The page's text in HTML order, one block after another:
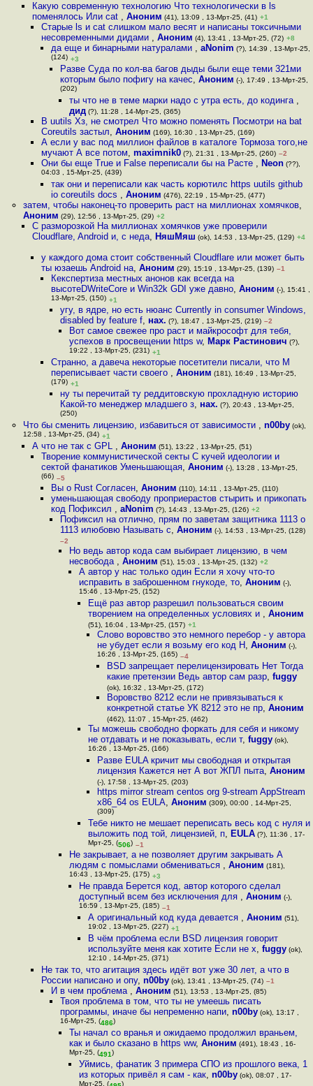
Какую современную технологию Что технологически в ls
поменялось Или cat , Аноним (41), 13:09 , 13-Мрт-25, (41) +1
Старые ls и cat слишком мало весят и написаны токсичными
несовременными дидами ,Аноним (4), 13:41 , 13-Мрт-25, (72) +8
да еще и бинарными натуралами , aNonim (?), 14:39 , 13-Мрт-25,
(124) +3
Разве Суда по кол-ва багов дыды были еще теми 321ми
которым было пофигу на качес, Аноним (-), 17:49 , 13-Мрт-25,
(202)
ты что не в теме марки надо с утра есть, до кодинга ,
дид (?), 11:28 , 14-Мрт-25, (365)
В uutils Хз, не смотрел Что можно поменять Посмотри на bat
Coreutils застыл,Аноним (169), 16:30 , 13-Мрт-25, (169)
А если у вас под миллион файлов в каталоге Тормоза того,не
мучают А все потом,maximnik0 (?), 21:31 , 13-Мрт-25, (260) –2
Они бы еще True и False переписали бы на Расте , Neon (??),
04:03 , 15-Мрт-25, (439)
так они и переписали как часть корютилс https uutils github
io coreutils docs , Аноним (476), 22:19 , 15-Мрт-25, (477)
затем, чтобы наконец-то проверить раст на миллионах хомячков,
Аноним (29), 12:56 , 13-Мрт-25, (29) +2
С разморозкой На миллионах хомячков уже проверили
Cloudflare, Android и, с неда, НяшМяш (ok), 14:53 , 13-Мрт-25, (129) +4
у каждого дома стоит собственный Cloudflare или может быть
ты юзаешь Android на,Аноним (29), 15:19 , 13-Мрт-25, (139) –1
Кекспертиза местных анонов как всегда на
высотеDWriteCore и Win32k GDI уже давно, Аноним (-), 15:41 ,
13-Мрт-25, (150) +1
угу, в ядре, но есть нюанс Currently in consumer Windows,
disabled by feature f, нах. (?), 18:47 , 13-Мрт-25, (219) –2
Вот самое свежее про раст и майкрософт для тебя,
успехов в просвещении https w, Марк Растинович (?),
19:22 , 13-Мрт-25, (231) +1
Странно, а давеча некоторые посетители писали, что M
переписывает части своего , Аноним (181), 16:49 , 13-Мрт-25,
(179) +1
ну ты перечитай ту реддитовскую прохладную историю
Какой-то менеджер младшего з, нах. (?), 20:43 , 13-Мрт-25,
(250)
Что бы сменить лицензию, избавиться от зависимости , n00by(ok),
12:58 , 13-Мрт-25, (34) +1
А что не так с GPL , Аноним (51), 13:22 , 13-Мрт-25, (51)
Творение коммунистической секты С кучей идеологии и
сектой фанатиков Уменьшающая,Аноним (-), 13:28 , 13-Мрт-25,
(66) –5
Вы о Rust Согласен, Аноним (110), 14:11 , 13-Мрт-25, (110)
уменьшающая свободу проприерастов стырить и прикопать
код Пофиксил , aNonim (?), 14:43 , 13-Мрт-25, (126) +2
Пофиксил на отлично, прям по заветам защитника 1113 о
1113 илюбовю Называть с, Аноним (-), 14:53 , 13-Мрт-25, (128)
–2
Но ведь автор кода сам выбирает лицензию, в чем
несвобода ,Аноним (51), 15:03 , 13-Мрт-25, (132) +2
А автор у нас только один Если я хочу что-то
исправить в заброшенном гнукоде, то, Аноним (-),
15:46 , 13-Мрт-25, (152)
Ещё раз автор разрешил пользоваться своим
творением на определенных условиях и , Аноним
(51), 16:04 , 13-Мрт-25, (157) +1
Слово воровство это немного перебор - у автора
не убудет если я возьму его код Н,Аноним (-),
16:26 , 13-Мрт-25, (165) –4
BSD запрещает перелицензировать Нет Тогда
какие претензии Ведь автор сам разр, fuggy
(ok), 16:32 , 13-Мрт-25, (172)
Воровство 8212 если не привязываться к
конкретной статье УК 8212 это не пр, Аноним
(462), 11:07 , 15-Мрт-25, (462)
Ты можешь свободно форкать для себя и никому
не отдавать и не показывать, если т, fuggy(ok),
16:26 , 13-Мрт-25, (166)
Разве EULA кричит мы свободная и открытая
лицензия Кажется нет А вот ЖПЛ пыта,Аноним
(-), 17:58 , 13-Мрт-25, (203)
https mirror stream centos org 9-stream AppStream
x86_64 os EULA,Аноним (309), 00:00 , 14-Мрт-25,
(309)
Тебе никто не мешает переписать весь код с нуля и
выложить под той, лицензией, п, EULA(?), 11:36 , 17-
Мрт-25, (506) –1
Не закрывает, а не позволяет другим закрывать А
людям с помыслами обмениваться ,Аноним (181),
16:43 , 13-Мрт-25, (175) +3
Не правда Берется код, автор которого сделал
доступный всем без исключения для , Аноним (-),
16:59 , 13-Мрт-25, (185) –1
А оригинальный код куда девается , Аноним (51),
19:02 , 13-Мрт-25, (227) +1
В чём проблема если BSD лицензия говорит
используйте меня как хотите Если не х, fuggy(ok),
12:10 , 14-Мрт-25, (371)
Не так то, что агитация здесь идёт вот уже 30 лет, а что в
России написано и опу,n00by (ok), 13:41 , 13-Мрт-25, (74) –1
И в чем проблема , Аноним (51), 13:53 , 13-Мрт-25, (85)
Твоя проблема в том, что ты не умеешь писать
программы, иначе бы непременно напи, n00by(ok), 13:17 ,
16-Мрт-25, (486)
Ты начал со вранья и ожидаемо продолжил враньем,
как и было сказано в https ww,Аноним (491), 18:43 , 16-
Мрт-25, (491)
Уймись, фанатик 3 примера СПО из прошлого века, 1
из которых привёл я сам - как, n00by(ok), 08:07 , 17-